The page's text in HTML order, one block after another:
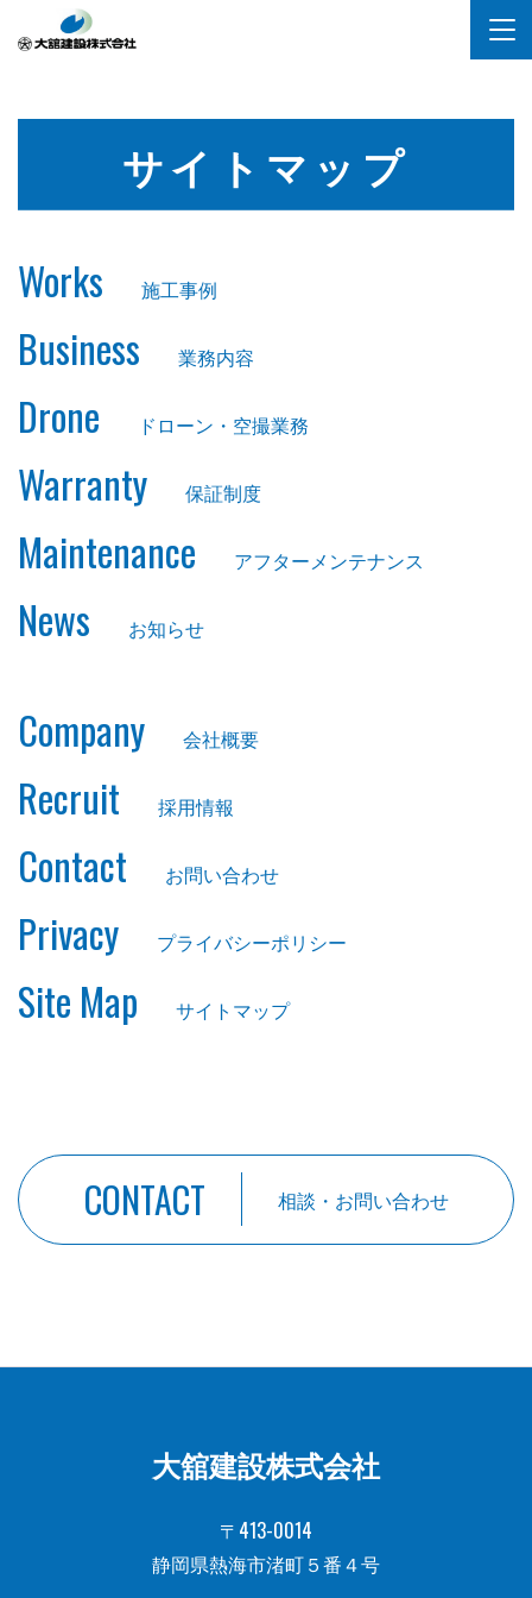
サイトマップ
Works 施工事例
Business 業務内容
Drone ドローン・空撮業務
Warranty 保証制度
Maintenance アフターメンテナンス
News お知らせ
Company 会社概要
Recruit 採用情報
Contact お問い合わせ
Privacy プライバシーポリシー
Site Map サイトマップ
CONTACT 相談・お問い合わせ
大舘建設株式会社
〒413-0014
静岡県熱海市渚町５番４号